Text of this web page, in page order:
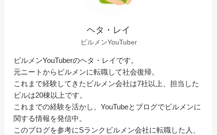
ヘタ・レイ
ビルメンYouTuber
ビルメンYouTuberのヘタ・レイです。
元ニートからビルメンに転職して社会復帰。
これまで経験してきたビルメン会社は7社以上、担当した
ビルは20棟以上です。
これまでの経験を活かし、YouTubeとブログでビルメンに
関する情報を発信中。
このブログを参考にSランクビルメン会社に転職した人、